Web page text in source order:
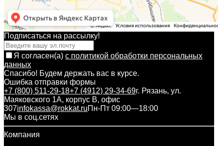
Подписаться на рассылкy!
Я согласен(a) с политикой обработки персональных
данных
Спасибо! Будем держать вас в курсе.
Ошибка отправки формы
+7 (800) 511-29-18+7 (4912) 29-34-69г. Рязань, ул.
Маяковского 1А, корпус B, офис
307infokassa@rokkat.ruПн-Пт 09:00—18:00
Мы в соц.сетях
Компания